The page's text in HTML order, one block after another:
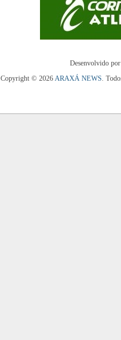
Desenvolvido
Copyright © 2026 ARAXÁ NEWS.